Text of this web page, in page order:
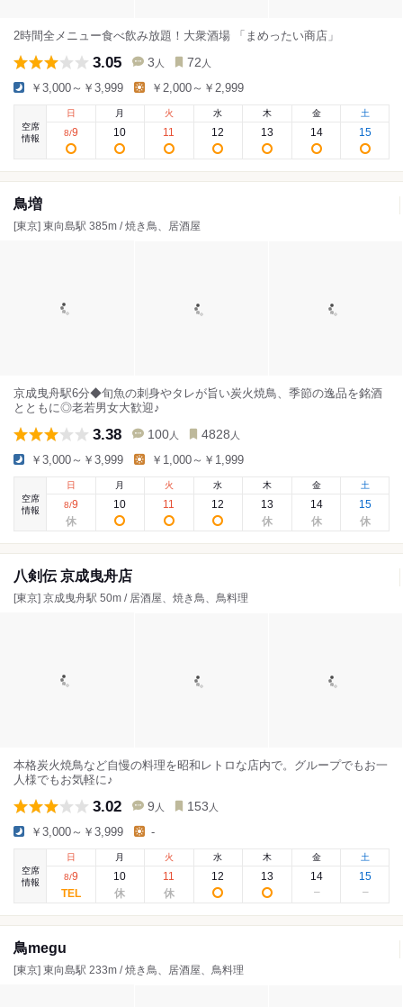
2時間全メニュー食べ飲み放題！大衆酒場 「まめったい商店」
3.05 3 人 72 人
￥3,000～￥3,999 ￥2,000～￥2,999
空席
情報
日
8/9
月
10
火
11
水
12
木
13
金
14
土
15
鳥増
[東京] 東向島駅 385m / 焼き鳥、居酒屋
京成曳舟駅6分◆旬魚の刺身やタレが旨い炭火焼鳥、季節の逸品を銘酒
とともに◎老若男女大歓迎♪
3.38 100 人 4828 人
￥3,000～￥3,999 ￥1,000～￥1,999
空席
情報
日
8/9
月
10
火
11
水
12
木
13
金
14
土
15
八剣伝 京成曳舟店
[東京] 京成曳舟駅 50m / 居酒屋、焼き鳥、鳥料理
本格炭火焼鳥など自慢の料理を昭和レトロな店内で。グループでもお一
人様でもお気軽に♪
3.02 9 人 153 人
￥3,000～￥3,999 -
空席
情報
日
8/9
月
10
火
11
水
12
木
13
金
14
土
15
鳥megu
[東京] 東向島駅 233m / 焼き鳥、居酒屋、鳥料理